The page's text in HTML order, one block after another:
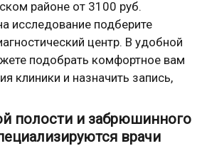
районе от 3100 руб.
исследование подберите
центр. В удобной
подобрать комфортное вам
клиники и назначить запись,
полости и забрюшинного
врачи